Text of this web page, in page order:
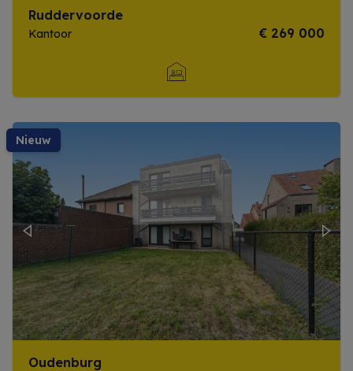
Ruddervoorde
Kantoor € 269 000
nieuw
Previous Next
Oudenburg